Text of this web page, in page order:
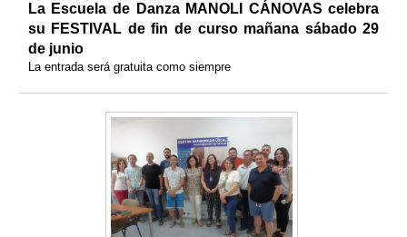
La Escuela de Danza MANOLI CÁNOVAS celebra
su FESTIVAL de fin de curso mañana sábado 29
de junio
La entrada será gratuita como siempre